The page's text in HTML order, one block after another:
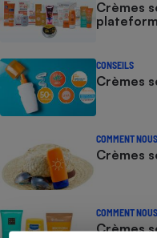
Crèmes
CONSEILS
Crèmes
COMMENT
Crèmes
COMMENT
Crèmes